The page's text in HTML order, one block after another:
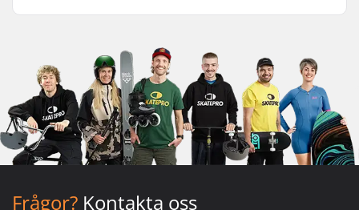
Frågor? Kontakta oss